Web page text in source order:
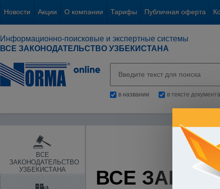
Новости Акции О компании Тарифы Публичная оферта
Информационно-поисковые и экспертные системы
ВСЕ ЗАКОНОДАТЕЛЬСТВО УЗБЕКИСТАНА
в названии в тексте документа
ВСЕ
ЗАКОНОДАТЕЛЬСТВО
УЗБЕКИСТАНА
ВСЕ